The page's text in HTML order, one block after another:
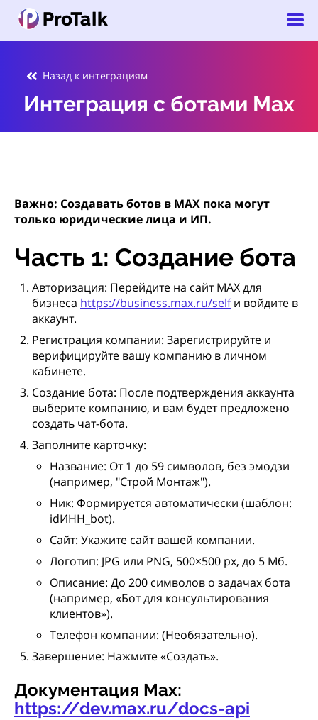
Назад к интеграциям
Интеграция с ботами Max
Важно: Создавать ботов в MAX пока могут
только юридические лица и ИП.
Часть 1: Создание бота
Авторизация: Перейдите на сайт MAX для
бизнеса https://business.max.ru/selfи войдите в
аккаунт.
Регистрация компании: Зарегистрируйте и
верифицируйте вашу компанию в личном
кабинете.
Создание бота: После подтверждения аккаунта
выберите компанию, и вам будет предложено
создать чат-бота.
Заполните карточку:
Название: От 1 до 59 символов, без эмодзи
(например, "Строй Монтаж").
Ник: Формируется автоматически (шаблон:
idИНН_bot).
Сайт: Укажите сайт вашей компании.
Логотип: JPG или PNG, 500×500 px, до 5 Мб.
Описание: До 200 символов о задачах бота
(например, «Бот для консультирования
клиентов»).
Телефон компании: (Необязательно).
Завершение: Нажмите «Создать».
Документация Max:
https://dev.max.ru/docs-api